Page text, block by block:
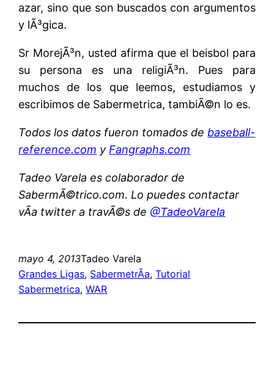
azar, sino que son buscados con argumentos
y lÃ³gica.
Sr MorejÃ³n, usted afirma que el beisbol para
su persona es una religiÃ³n. Pues para
muchos de los que leemos, estudiamos y
escribimos de Sabermetrica, tambiÃ©n lo es.
Todos los datos fueron tomados de baseball-
reference.com y Fangraphs.com
Tadeo Varela es colaborador de
SabermÃ©trico.com. Lo puedes contactar
vÃ­a twitter a travÃ©s de @TadeoVarela
mayo 4, 2013Tadeo Varela
Grandes Ligas, SabermetrÃ­a, Tutorial
Sabermetrica, WAR